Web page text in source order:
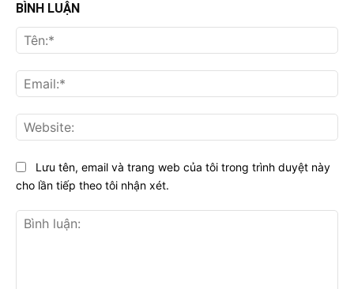
BÌNH LUẬN
Lưu tên, email và trang web của tôi trong trình duyệt này
cho lần tiếp theo tôi nhận xét.